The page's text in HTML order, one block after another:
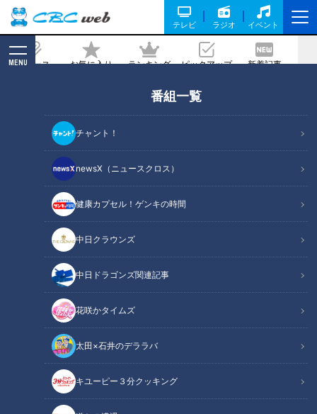
テレビ ラジオ イベント
ニュース お気に入り ランキング ピックアップ 新着記事
MENU
番組一覧
チャント！
newsX（ニュースクロス）
健康カプセル！ゲンキの時間
中日クラウンズ
中日ドラゴンズ関連記事
花咲かタイムズ
太田×石井のデララバ
キユーピー３分クッキング
る！」竜のセットアッパー松山晋也投手
に一問一答！
2024/12/02 17:50
「サンデードラゴンズ」より松山晋也投手(C)CBCテレビ